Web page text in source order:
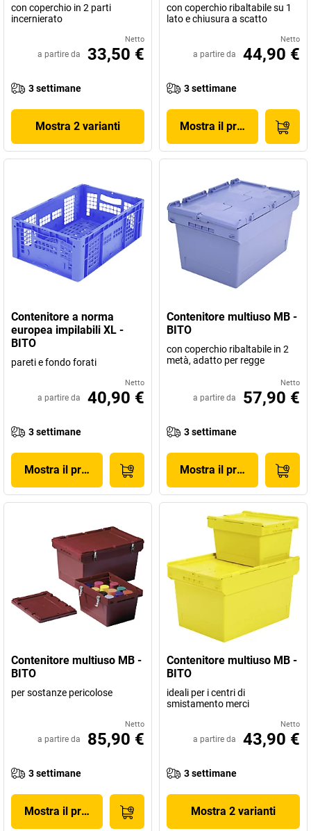
con coperchio in 2 parti
incernierato
Netto
a partire da 33,50 €
3 settimane
Mostra 2 varianti
con coperchio ribaltabile su 1
lato e chiusura a scatto
Netto
a partire da 44,90 €
3 settimane
Mostra il prodotto
Contenitore a norma
europea impilabili XL -
BITO
pareti e fondo forati
Netto
a partire da 40,90 €
3 settimane
Mostra il prodotto
Contenitore multiuso MB -
BITO
con coperchio ribaltabile in 2
metà, adatto per regge
Netto
a partire da 57,90 €
3 settimane
Mostra il prodotto
Contenitore multiuso MB -
BITO
per sostanze pericolose
Netto
a partire da 85,90 €
3 settimane
Mostra il prodotto
Contenitore multiuso MB -
BITO
ideali per i centri di
smistamento merci
Netto
a partire da 43,90 €
3 settimane
Mostra 2 varianti